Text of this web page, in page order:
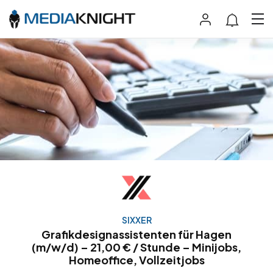
SIXXER
Grafikdesignassistenten für Hagen
(m/w/d) – 21,00 € / Stunde – Minijobs,
Homeoffice, Vollzeitjobs